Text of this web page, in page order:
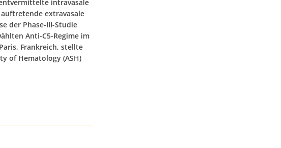
intravasale
extravasale
der Phase-III-Studie
Anti-C5-Regime im
Frankreich, stellte
of Hematology (ASH)